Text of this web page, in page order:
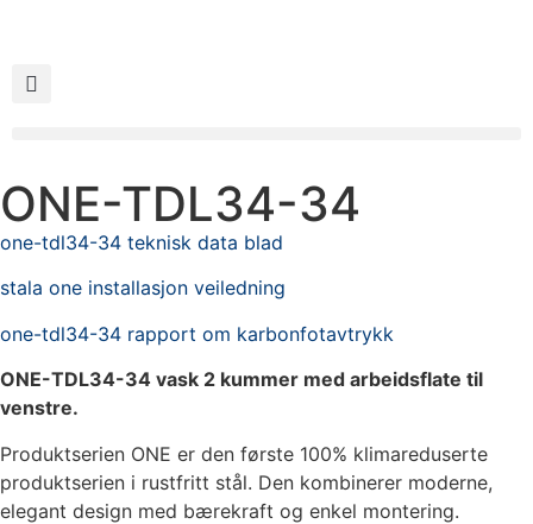
ONE-TDL34-34
one-tdl34-34 teknisk data blad
stala one installasjon veiledning
one-tdl34-34 rapport om karbonfotavtrykk
ONE-TDL34-34 vask 2 kummer med arbeidsflate til
venstre.
Produktserien ONE er den første 100% klimareduserte
produktserien i rustfritt stål. Den kombinerer moderne,
elegant design med bærekraft og enkel montering.